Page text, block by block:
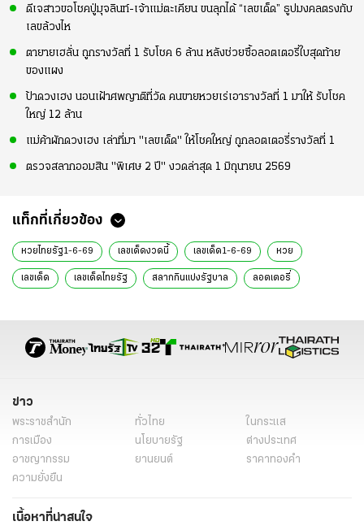
ดีเจสาวขอโชคปู่มุจลินท์-เจ้าแม่ตะเคียน ขนลุกได้ “เลขเด็ด” ธูปมงคลตรงกับ
เลขล้วงไห
ตายายเฮลั่น ถูกรางวัลที่ 1 รับโชค 6 ล้าน หลังช่วยซื้อลอตเตอรี่ใบสุดท้าย
ของแผง
ป้าดวงเฮง นอนเฝ้าศพญาติที่วัด คนขายหวยเร่เอารางวัลที่ 1 มาให้ รับโชค
ใหญ่ 12 ล้าน
แม่ค้าผักดวงเฮง เล่าที่มา "เลขเด็ด" ให้โชคใหญ่ ถูกลอตเตอรี่รางวัลที่ 1
ตรวจสลากออมสิน "พิเศษ 2 ปี" งวดล่าสุด 1 มิถุนายน 2569
แท็กที่เกี่ยวข้อง
หวยไทยรัฐ1-6-69 เลขเด็ดงวดนี้ เลขเด็ด1-6-69 หวย
เลขเด็ด เลขเด็ดไทยรัฐ สลากกินแบ่งรัฐบาล ลอตเตอรี่
ข่าว
พระราชสำนัก ทั่วไทย
ในกระแส
การเมือง
นโยบายรัฐ
ต่างประเทศ
อาชญากรรม
ยานยนต์
ราคาทองคำ
ความยั่งยืน
เนื้อหาที่น่าสนใจ